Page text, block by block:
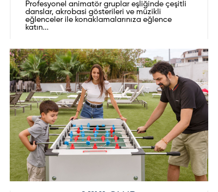
Profesyonel animatör gruplar eşliğinde çeşitli
danslar, akrobasi gösterileri ve müzikli
eğlenceler ile konaklamalarınıza eğlence
katın...